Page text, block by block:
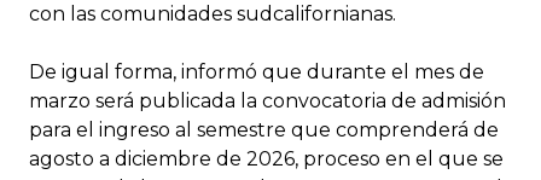
con las comunidades sudcalifornianas.
De igual forma, informó que durante el mes de
marzo será publicada la convocatoria de admisión
para el ingreso al semestre que comprenderá de
agosto a diciembre de 2026, proceso en el que se